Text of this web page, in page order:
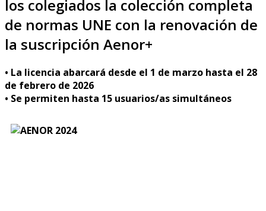
los colegiados la colección completa
de normas UNE con la renovación de
la suscripción Aenor+
• La licencia abarcará desde el 1 de marzo hasta el 28
de febrero de 2026
• Se permiten hasta 15 usuarios/as simultáneos